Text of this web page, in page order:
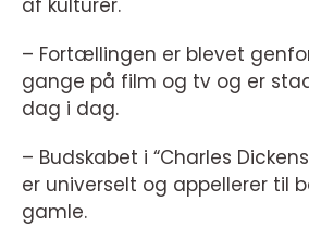
af kulturer.
– Fortællingen er blevet
gange på film og tv og er
dag i dag.
– Budskabet i “Charles
er universelt og appellerer til
gamle.